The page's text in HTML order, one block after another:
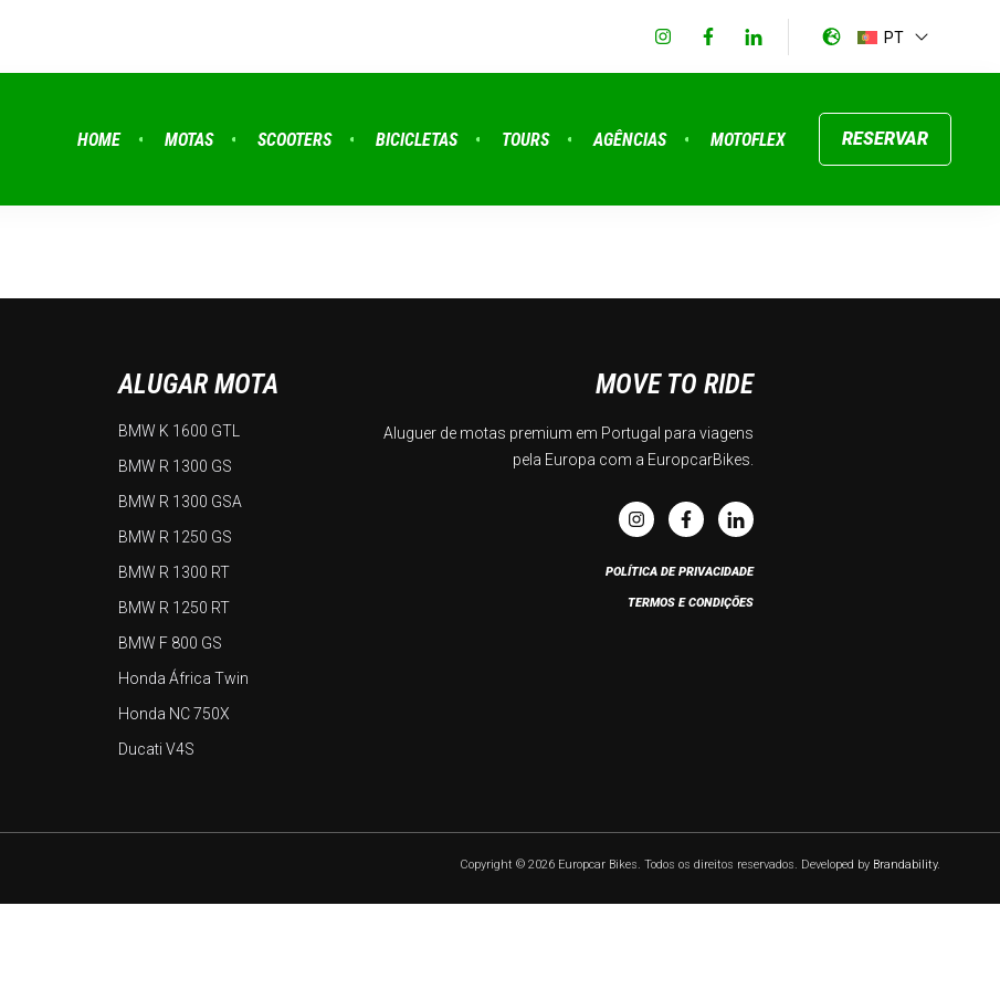
PT
HOME MOTAS SCOOTERS BICICLETAS TOURS AGÊNCIAS MOTOFLEX RESERVAR
ALUGAR MOTA
BMW K 1600 GTL
BMW R 1300 GS
BMW R 1300 GSA
BMW R 1250 GS
BMW R 1300 RT
BMW R 1250 RT
BMW F 800 GS
Honda África Twin
Honda NC 750X
Ducati V4S
MOVE TO RIDE
Aluguer de motas premium em Portugal para viagens
pela Europa com a EuropcarBikes.
POLÍTICA DE PRIVACIDADE
TERMOS E CONDIÇÕES
Copyright © 2026 Europcar Bikes. Todos os direitos reservados. Developed by Brandability.